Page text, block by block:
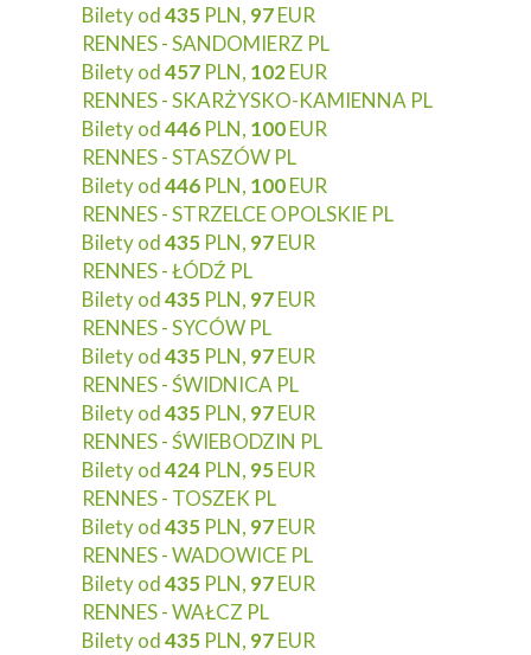
Bilety od435 PLN, 97EUR
RENNES - SANDOMIERZ PL
Bilety od457 PLN, 102EUR
RENNES - SKARŻYSKO-KAMIENNA PL
Bilety od446 PLN, 100EUR
RENNES - STASZÓW PL
Bilety od446 PLN, 100EUR
RENNES - STRZELCE OPOLSKIE PL
Bilety od435 PLN, 97EUR
RENNES - ŁÓDŹ PL
Bilety od435 PLN, 97EUR
RENNES - SYCÓW PL
Bilety od435 PLN, 97EUR
RENNES - ŚWIDNICA PL
Bilety od435 PLN, 97EUR
RENNES - ŚWIEBODZIN PL
Bilety od424 PLN, 95EUR
RENNES - TOSZEK PL
Bilety od435 PLN, 97EUR
RENNES - WADOWICE PL
Bilety od435 PLN, 97EUR
RENNES - WAŁCZ PL
Bilety od435 PLN, 97EUR